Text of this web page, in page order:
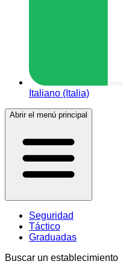
Italiano (Italia)
Abrir el menú principal
Seguridad
Táctico
Graduadas
Buscar un establecimiento